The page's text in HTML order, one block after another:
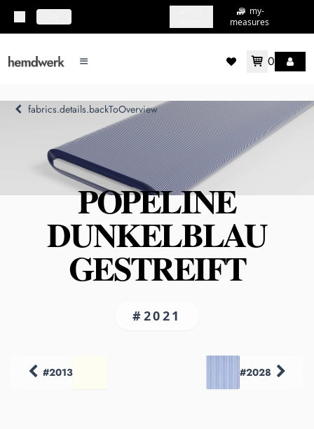
my-
measures
mainMenu.menu 0
fabrics.details.backToOverview
POPELINE
DUNKELBLAU
GESTREIFT
#2021
#2013 #2028